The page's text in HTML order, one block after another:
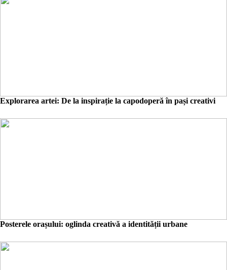
Explorarea artei: De la inspirație la capodoperă în pași creativi
Posterele orașului: oglinda creativă a identității urbane